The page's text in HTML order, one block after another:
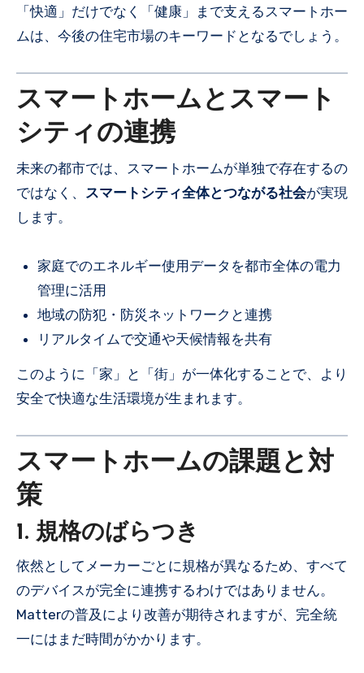
「快適」だけでなく「健康」まで支えるスマートホー
ムは、今後の住宅市場のキーワードとなるでしょう。
スマートホームとスマート
シティの連携
未来の都市では、スマートホームが単独で存在するの
ではなく、 スマートシティ全体とつながる社会が実現
します。
家庭でのエネルギー使用データを都市全体の電力
管理に活用
地域の防犯・防災ネットワークと連携
リアルタイムで交通や天候情報を共有
このように「家」と「街」が一体化することで、より
安全で快適な生活環境が生まれます。
スマートホームの課題と対
策
1. 規格のばらつき
依然としてメーカーごとに規格が異なるため、すべて
のデバイスが完全に連携するわけではありません。
Matterの普及により改善が期待されますが、完全統
一にはまだ時間がかかります。